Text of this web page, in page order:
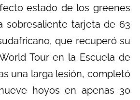
estado de los greenes
sobresaliente tarjeta de 63
que recuperó su
Tour en la Escuela de
una larga lesión, completó
hoyos en apenas 30